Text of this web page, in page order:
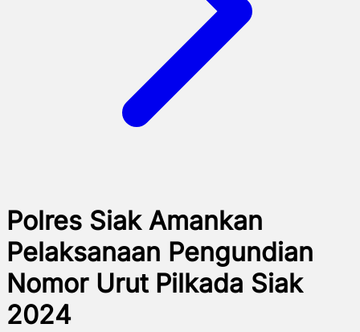
Polres Siak Amankan
Pelaksanaan Pengundian
Nomor Urut Pilkada Siak
2024